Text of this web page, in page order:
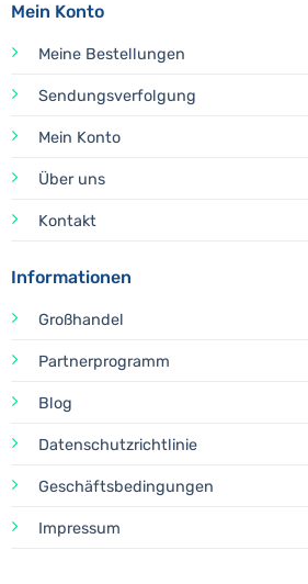
Mein Konto
Meine Bestellungen
Sendungsverfolgung
Mein Konto
Über uns
Kontakt
Informationen
Großhandel
Partnerprogramm
Blog
Datenschutzrichtlinie
Geschäftsbedingungen
Impressum